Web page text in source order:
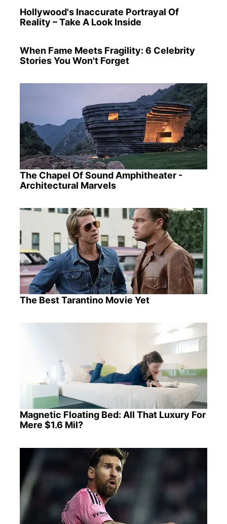
Hollywood's Inaccurate Portrayal Of
Reality – Take A Look Inside
When Fame Meets Fragility: 6 Celebrity
Stories You Won't Forget
The Chapel Of Sound Amphitheater -
Architectural Marvels
The Best Tarantino Movie Yet
Magnetic Floating Bed: All That Luxury For
Mere $1.6 Mil?